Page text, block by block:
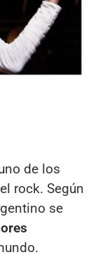
de los
rock. Según
se